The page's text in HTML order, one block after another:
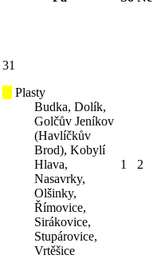
31
Plasty
Budka, Dolík,
Golčův Jeníkov
(Havlíčkův
Brod), Kobylí
Hlava,
Nasavrky,
Olšinky,
Římovice,
Sirákovice,
Stupárovice,
Vrtěšice
1 2